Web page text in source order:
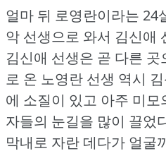
얼마 뒤 로영란이라는 24
악 선생으로 와서 김신애
김신애 선생은 곧 다른
로 온 노영란 선생 역시
에 소질이 있고 아주 미
자들의 눈길을 많이 끌었
막내로 자란 데다가 얼굴